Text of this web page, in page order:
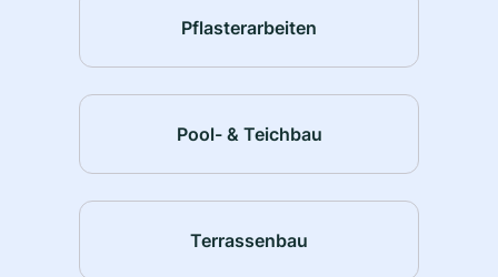
Pflasterarbeiten
Pool- & Teichbau
Terrassenbau